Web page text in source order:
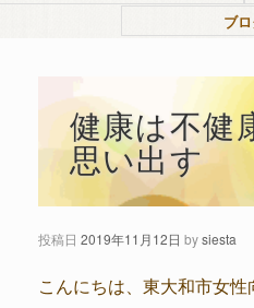
ブ
健康は不健
思い出す
投稿日 2019年11月12日 bysiesta
こんにちは、東大和市女